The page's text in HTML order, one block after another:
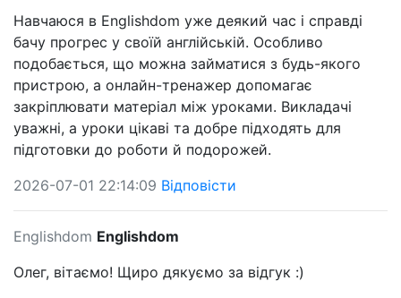
Навчаюся в Englishdom уже деякий час і справді
бачу прогрес у своїй англійській. Особливо
подобається, що можна займатися з будь-якого
пристрою, а онлайн-тренажер допомагає
закріплювати матеріал між уроками. Викладачі
уважні, а уроки цікаві та добре підходять для
підготовки до роботи й подорожей.
2026-07-01 22:14:09 Відповісти
Englishdom Englishdom
Олег, вітаємо! Щиро дякуємо за відгук :)